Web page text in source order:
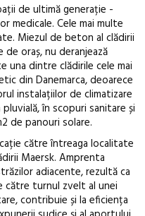
de ultimă generație -
medicale. Cele mai multe
Miezul de beton al clădirii
oraș, nu deranjează
una dintre clădirile cele mai
din Danemarca, deoarece
instalațiilor de climatizare
în scopuri sanitare și
de panouri solare.
către întreaga localitate
Maersk. Amprenta
adiacente, rezultă ca
turnul zvelt al unei
contribuie și la eficiența